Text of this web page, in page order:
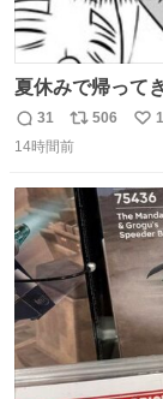
夏休みで帰って
コマ漫画 #Web
返
信
31
リ
ポ
ト
数
506
い
数
14時間前